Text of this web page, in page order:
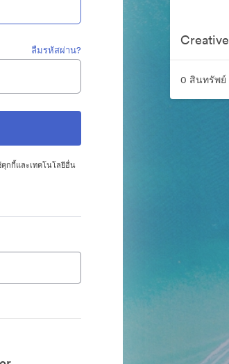
ลืมรหัสผ่าน?
คุกกี้และเทคโนโลยีอื่น
Creative
0 สินทรัพย์